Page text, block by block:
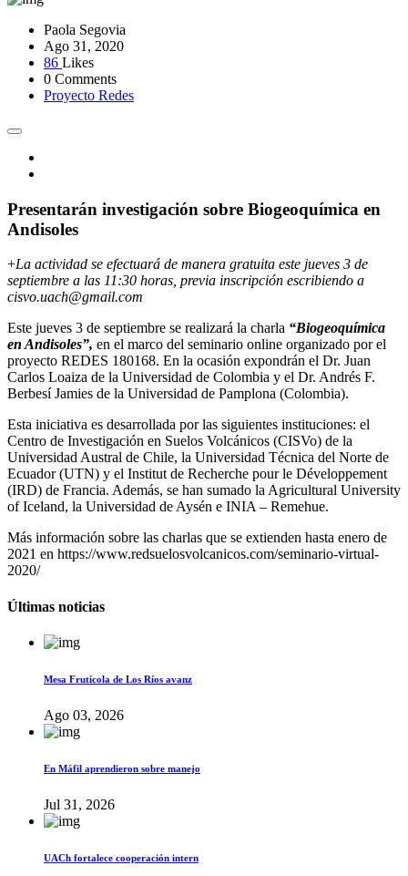
Paola Segovia
Ago 31, 2020
86 Likes
0 Comments
Proyecto Redes
Presentarán investigación sobre Biogeoquímica en
Andisoles
+La actividad se efectuará de manera gratuita este jueves 3 de
septiembre a las 11:30 horas, previa inscripción escribiendo a
cisvo.uach@gmail.com
Este jueves 3 de septiembre se realizará la charla “Biogeoquímica
en Andisoles”, en el marco del seminario online organizado por el
proyecto REDES 180168. En la ocasión expondrán el Dr. Juan
Carlos Loaiza de la Universidad de Colombia y el Dr. Andrés F.
Berbesí Jamies de la Universidad de Pamplona (Colombia).
Esta iniciativa es desarrollada por las siguientes instituciones: el
Centro de Investigación en Suelos Volcánicos (CISVo) de la
Universidad Austral de Chile, la Universidad Técnica del Norte de
Ecuador (UTN) y el Institut de Recherche pour le Développement
(IRD) de Francia. Además, se han sumado la Agricultural University
of Iceland, la Universidad de Aysén e INIA – Remehue.
Más información sobre las charlas que se extienden hasta enero de
2021 en https://www.redsuelosvolcanicos.com/seminario-virtual-
2020/
Últimas noticias
Mesa Frutícola de Los Ríos avanz
Ago 03, 2026
En Máfil aprendieron sobre manejo
Jul 31, 2026
UACh fortalece cooperación intern